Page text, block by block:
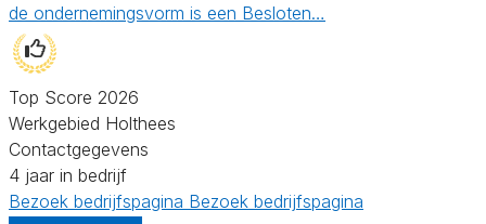
de ondernemingsvorm is een Besloten…
Top Score 2026
Werkgebied Holthees
Contactgegevens
4 jaar in bedrijf
Bezoek bedrijfspagina Bezoek bedrijfspagina